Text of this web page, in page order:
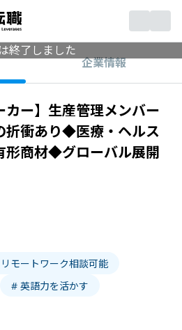
終了しました
企業情報
カー】生産管理メンバー
折衝あり◆医療・ヘルス
商材◆グローバル展開
モートワーク相談可能
# 英語力を活かす